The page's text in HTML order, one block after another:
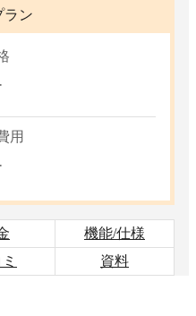
ラン
用
機能/仕様
資料